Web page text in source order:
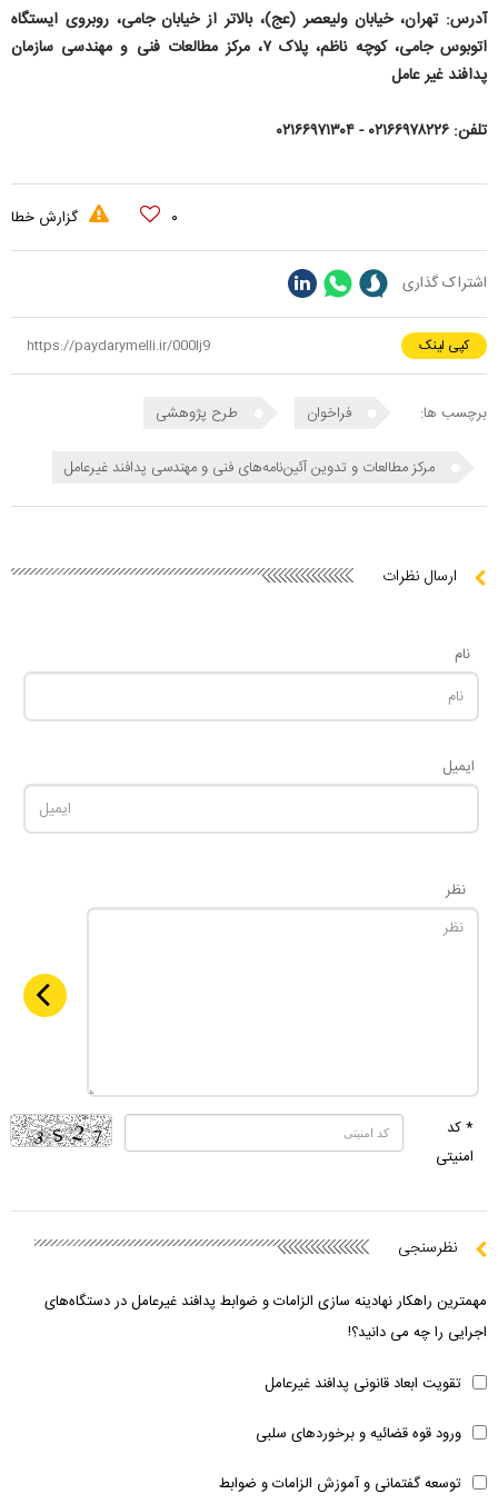
آدرس: تهران، خیابان ولیعصر (عج)، بالاتر از خیابان جامی، روبروی ایستگاه
اتوبوس جامی، کوچه ناظم، پلاک ۷، مرکز مطالعات فنی و مهندسی سازمان
پدافند غیر عامل
تلفن: ۰۲۱۶۶۹۷۸۲۲۶ - ۰۲۱۶۶۹۷۱۳۰۴
۰ گزارش خطا
اشتراک گذاری
کپی لینک
برچسب ها: فراخوان طرح پژوهشی
مرکز مطالعات و تدوین آئین‌نامه‌های فنی و مهندسی پدافند غیرعامل
ارسال نظرات
نام
ایمیل
نظر
* کد
امنیتی
نظرسنجی
مهمترین راهکار نهادینه سازی الزامات و ضوابط پدافند غیرعامل در دستگاه‌های
اجرایی را چه می دانید؟!
تقویت ابعاد قانونی پدافند غیرعامل
ورود قوه قضائیه و برخوردهای سلبی
توسعه گفتمانی و آموزش الزامات و ضوابط